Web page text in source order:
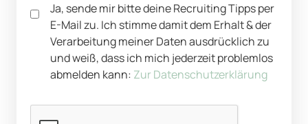
Ja, sende mir bitte deine Recruiting Tipps per
E-Mail zu. Ich stimme damit dem Erhalt & der
Verarbeitung meiner Daten ausdrücklich zu
und weiß, dass ich mich jederzeit problemlos
abmelden kann: Zur Datenschutzerklärung